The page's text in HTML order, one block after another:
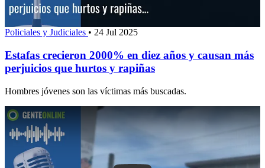
Policiales y Judiciales • 24 Jul 2025
Estafas crecieron 2000% en diez años y causan más
perjuicios que hurtos y rapiñas
Hombres jóvenes son las víctimas más buscadas.